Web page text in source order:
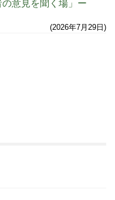
意見を聞く場」ー
2026年7月29日